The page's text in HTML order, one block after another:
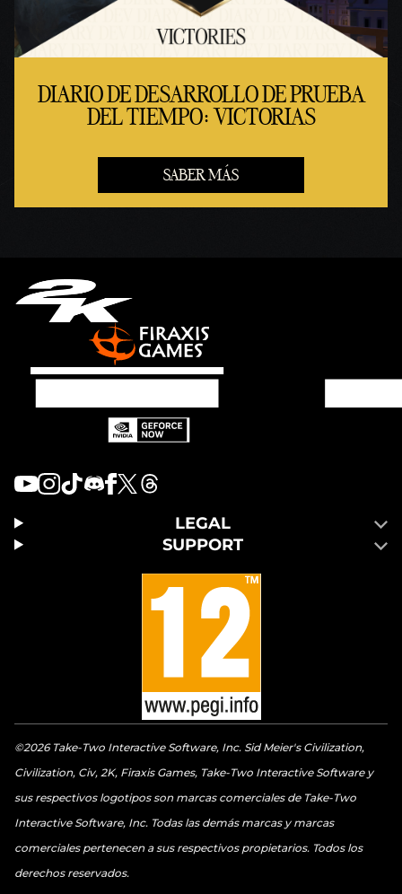
Googl
e.
DIARIO DE DESARROLLO DE PRUEBA
DEL TIEMPO: VICTORIAS
SABER MÁS
LEGAL
SUPPORT
©2026 Take-Two Interactive Software, Inc. Sid Meier's Civilization,
Civilization, Civ, 2K, Firaxis Games, Take-Two Interactive Software y
sus respectivos logotipos son marcas comerciales de Take-Two
Interactive Software, Inc. Todas las demás marcas y marcas
comerciales pertenecen a sus respectivos propietarios. Todos los
derechos reservados.